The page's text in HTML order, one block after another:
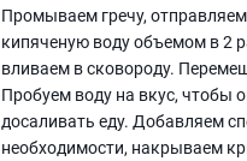
Промываем гречу,
кипяченую воду объемом в 2
вливаем в сковороду.
Пробуем воду на вкус, чтобы
досаливать еду. Добавляем
необходимости, накрываем